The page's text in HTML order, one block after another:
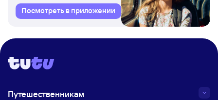
Посмотреть в приложении
Путешественникам